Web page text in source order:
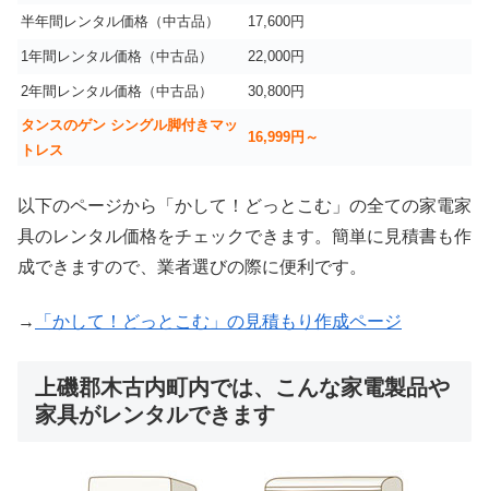
半年間レンタル価格（中古品） 17,600円
1年間レンタル価格（中古品） 22,000円
2年間レンタル価格（中古品） 30,800円
タンスのゲン シングル脚付きマッ
トレス
16,999円～
以下のページから「かして！どっとこむ」の全ての家電家
具のレンタル価格をチェックできます。簡単に見積書も作
成できますので、業者選びの際に便利です。
→ 「かして！どっとこむ」の見積もり作成ページ
上磯郡木古内町内では、こんな家電製品や
家具がレンタルできます